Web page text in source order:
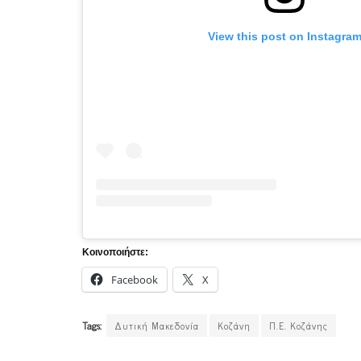
View this post on Instagram
Κοινοποιήστε:
Facebook X
Tags: Δυτική Μακεδονία Κοζάνη Π.Ε. Κοζάνης